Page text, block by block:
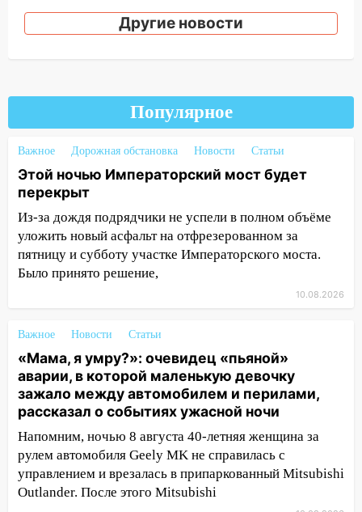
14:23
В Вешкаймском районе
перевернулся самодельный байк
8 августа в шторм ульяновского
14:00
Этой ночью Императорский мост
будет перекрыт
13:49 Сотрудники СУ СК России по
Ульяновской области вручили ключи от
квартир сиротам и детям, оставшихся
без попечения родителей
13:36 «Мама, я умру?»: очевидец
«пьяной» аварии, в которой маленькую
перилами, рассказал о событиях
ужасной ночи
13:05 17-летний парень находился за
рулем мотоцикла во время ДТП в Новом
городе: в ГАИ прокомментировали
сегодняшнюю аварию
12:59
Губернатор Ульяновской области
выразил соболезнования в связи с
трагедией в Нижнекамске
Другие новости
Популярное
Важное Дорожная обстановка Новости Статьи
Этой ночью Императорский мост будет
перекрыт
Из-за дождя подрядчики не успели в полном объёме
уложить новый асфальт на отфрезерованном за
пятницу и субботу участке Императорского моста.
Было принято решение,
10.08.2026
Важное Новости Статьи
«Мама, я умру?»: очевидец «пьяной»
аварии, в которой маленькую девочку
зажало между автомобилем и перилами,
рассказал о событиях ужасной ночи
Напомним, ночью 8 августа 40-летняя женщина за
рулем автомобиля Geely MK не справилась с
управлением и врезалась в припаркованный Mitsubishi
Outlander. После этого Mitsubishi